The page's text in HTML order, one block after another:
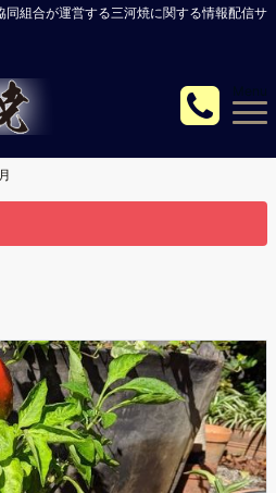
組合が運営する三河焼に関する情報配信サ
Menu